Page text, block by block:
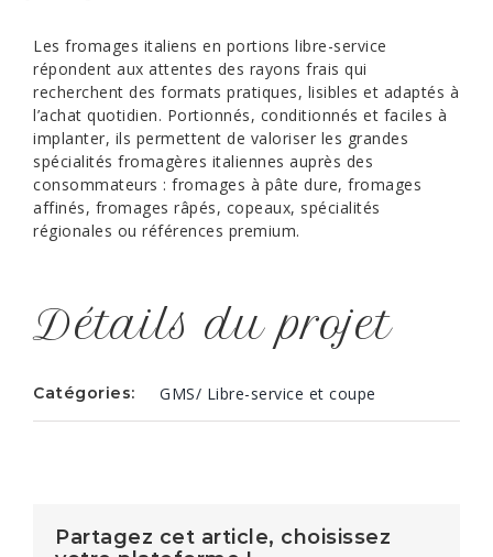
Les fromages italiens en portions libre-service
répondent aux attentes des rayons frais qui
recherchent des formats pratiques, lisibles et adaptés à
l’achat quotidien. Portionnés, conditionnés et faciles à
implanter, ils permettent de valoriser les grandes
spécialités fromagères italiennes auprès des
consommateurs : fromages à pâte dure, fromages
affinés, fromages râpés, copeaux, spécialités
régionales ou références premium.
Détails du projet
Catégories: GMS/ Libre-service et coupe
Partagez cet article, choisissez